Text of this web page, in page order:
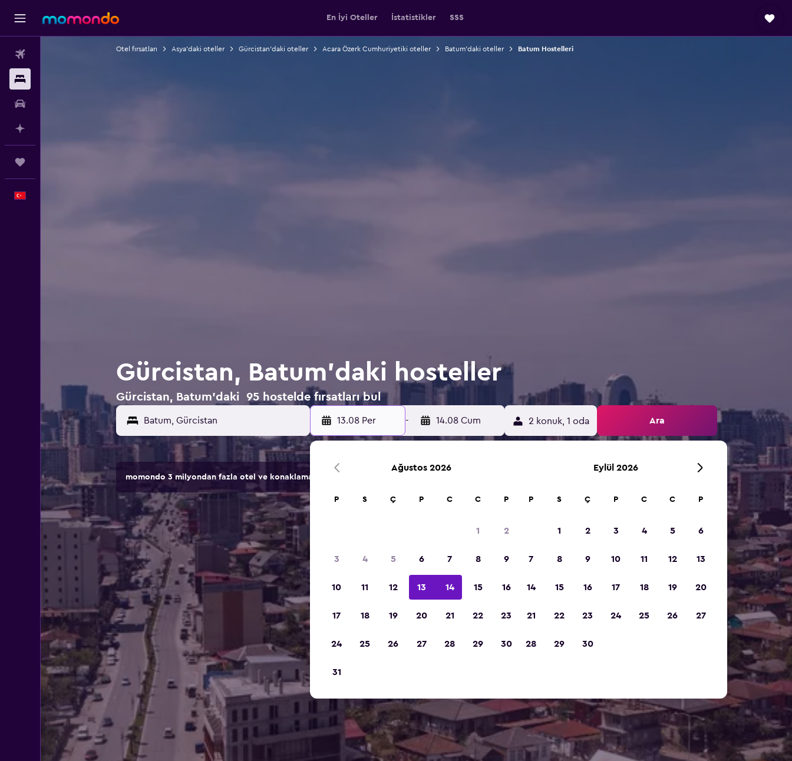
En İyi Oteller İstatistikler SSS
Otel fırsatları Asya'daki oteller Gürcistan'daki oteller Acara Özerk Cumhuriyetiki oteller Batum'daki oteller Batum Hostelleri
Gürcistan, Batum'daki hosteller
Gürcistan, Batum'daki 95 hostelde fırsatları bul
13.08 Per - 14.08 Cum 2 konuk, 1 oda Ara
momondo 3 milyondan fazla otel ve konaklama seçeneğini karşılaştırır.
Ağustos 2026
P S Ç P C C P
1 2
3 4 5 6 7 8 9
10 11 12 13 14 15 16
17 18 19 20 21 22 23
24 25 26 27 28 29 30
31
Eylül 2026
P S Ç P C C P
1 2 3 4 5 6
7 8 9 10 11 12 13
14 15 16 17 18 19 20
21 22 23 24 25 26 27
28 29 30